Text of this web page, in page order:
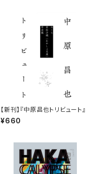
【新刊】『中原昌也トリビュート』
¥660